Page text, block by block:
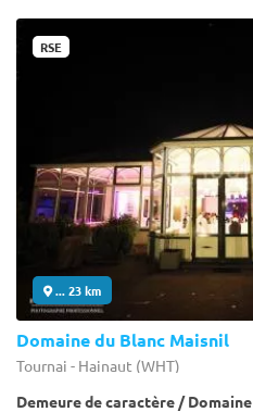
RSE
... 23 km
Domaine du Blanc Maisnil
Tournai - Hainaut (WHT)
Demeure de caractère / Domaine